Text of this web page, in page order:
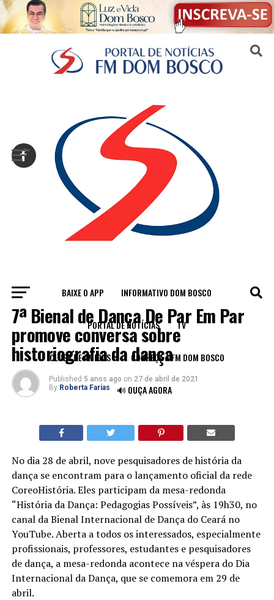
BAIXE O APP INFORMATIVO DOM BOSCO
PORTAL DE NOTÍCIAS TV
CLUBE DE AMIGOS CONHEÇA A FM DOM BOSCO
🔊 OUÇA AGORA
BLOG
7ª Bienal de Dança De Par Em Par
promove conversa sobre
historiografia da dança
Published 5 anos ago on 27 de abril de 2021
By Roberta Farias
No dia 28 de abril, nove pesquisadores de história da
dança se encontram para o lançamento oficial da rede
CoreoHistória. Eles participam da mesa-redonda
“História da Dança: Pedagogias Possíveis”, às 19h30, no
canal da Bienal Internacional de Dança do Ceará no
YouTube. Aberta a todos os interessados, especialmente
profissionais, professores, estudantes e pesquisadores
de dança, a mesa-redonda acontece na véspera do Dia
Internacional da Dança, que se comemora em 29 de
abril.
Sair da versão mobile